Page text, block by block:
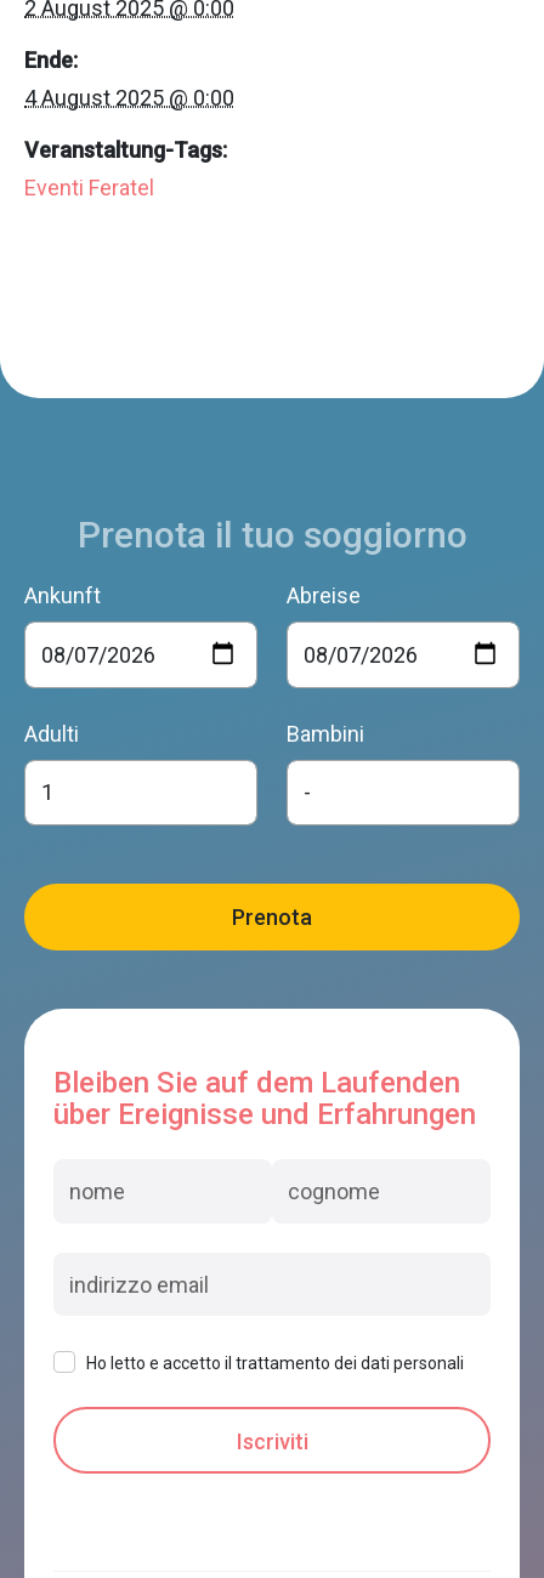
2 August 2025 @ 0:00
Ende:
4 August 2025 @ 0:00
Veranstaltung-Tags:
Eventi Feratel
Prenota il tuo soggiorno
Ankunft Abreise
Adulti Bambini
Bleiben Sie auf dem Laufenden
über Ereignisse und Erfahrungen
Ho letto e accetto il trattamento dei dati personali